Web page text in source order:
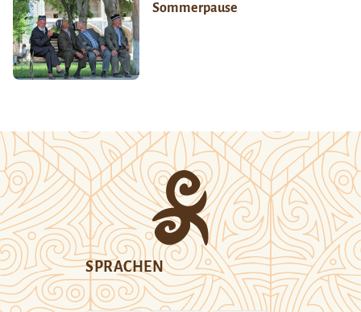
Sommerpause
SPRACHEN